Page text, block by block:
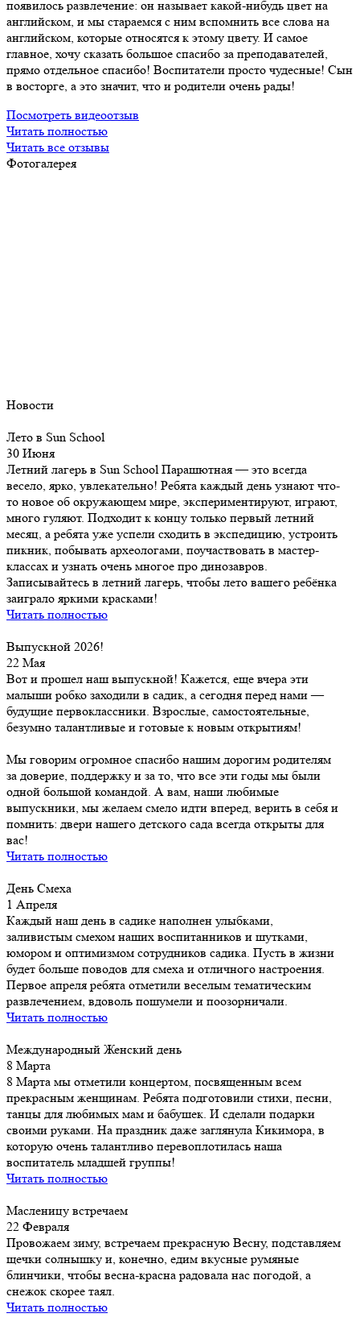
появилось развлечение: он называет какой-нибудь цвет на
английском, и мы стараемся с ним вспомнить все слова на
английском, которые относятся к этому цвету. И самое
главное, хочу сказать большое спасибо за преподавателей,
прямо отдельное спасибо! Воспитатели просто чудесные! Сын
в восторге, а это значит, что и родители очень рады!
Посмотреть видеоотзыв
Читать полностью
Читать все отзывы
Фотогалерея
Новости
Лето в Sun School
30 Июня
Летний лагерь в Sun School Парашютная — это всегда
весело, ярко, увлекательно! Ребята каждый день узнают что-
то новое об окружающем мире, экспериментируют, играют,
много гуляют. Подходит к концу только первый летний
месяц, а ребята уже успели сходить в экспедицию, устроить
пикник, побывать археологами, поучаствовать в мастер-
классах и узнать очень многое про динозавров.
Записывайтесь в летний лагерь, чтобы лето вашего ребёнка
заиграло яркими красками!
Читать полностью
Выпускной 2026!
22 Мая
Вот и прошел наш выпускной! Кажется, еще вчера эти
малыши робко заходили в садик, а сегодня перед нами —
будущие первоклассники. Взрослые, самостоятельные,
безумно талантливые и готовые к новым открытиям!
Мы говорим огромное спасибо нашим дорогим родителям
за доверие, поддержку и за то, что все эти годы мы были
одной большой командой. А вам, наши любимые
выпускники, мы желаем смело идти вперед, верить в себя и
помнить: двери нашего детского сада всегда открыты для
вас!
Читать полностью
День Смеха
1 Апреля
Каждый наш день в садике наполнен улыбками,
заливистым смехом наших воспитанников и шутками,
юмором и оптимизмом сотрудников садика. Пусть в жизни
будет больше поводов для смеха и отличного настроения.
Первое апреля ребята отметили веселым тематическим
развлечением, вдоволь пошумели и поозорничали.
Читать полностью
Международный Женский день
8 Марта
8 Марта мы отметили концертом, посвященным всем
прекрасным женщинам. Ребята подготовили стихи, песни,
танцы для любимых мам и бабушек. И сделали подарки
своими руками. На праздник даже заглянула Кикимора, в
которую очень талантливо перевоплотилась наша
воспитатель младшей группы!
Читать полностью
Масленицу встречаем
22 Февраля
Провожаем зиму, встречаем прекрасную Весну, подставляем
щечки солнышку и, конечно, едим вкусные румяные
блинчики, чтобы весна-красна радовала нас погодой, а
снежок скорее таял.
Читать полностью